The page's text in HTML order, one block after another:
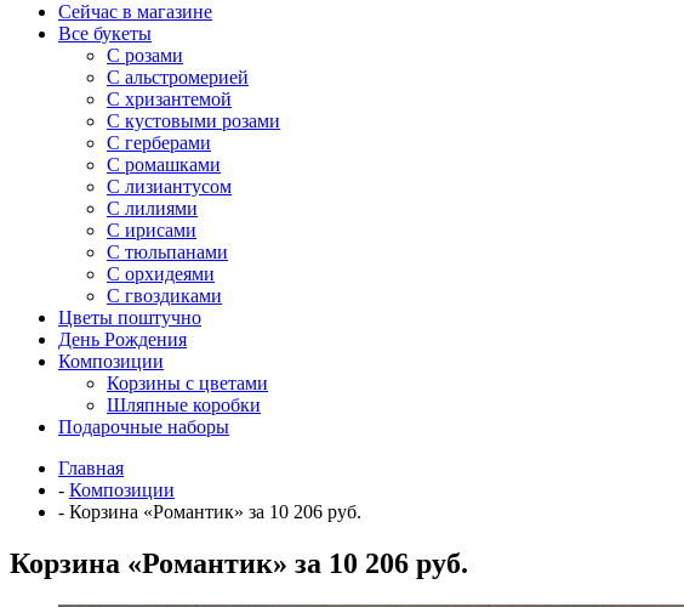
Сейчас в магазине
Все букеты
C розами
С альстромерией
С хризантемой
С кустовыми розами
С герберами
С ромашками
С лизиантусом
С лилиями
С ирисами
С тюльпанами
С орхидеями
С гвоздиками
Цветы поштучно
День Рождения
Композиции
Корзины с цветами
Шляпные коробки
Подарочные наборы
Главная
- Композиции
- Корзина «Романтик» за 10 206 руб.
Корзина «Романтик» за 10 206 руб.